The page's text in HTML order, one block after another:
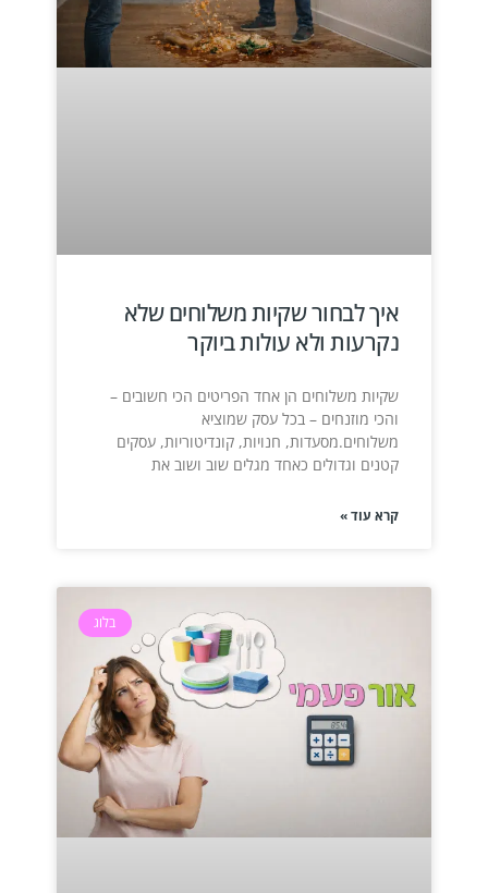
איך לבחור שקיות משלוחים שלא
נקרעות ולא עולות ביוקר
שקיות משלוחים הן אחד הפריטים הכי חשובים –
והכי מוזנחים – בכל עסק שמוציא
משלוחים.מסעדות, חנויות, קונדיטוריות, עסקים
קטנים וגדולים כאחד מגלים שוב ושוב את
קרא עוד »
בלוג